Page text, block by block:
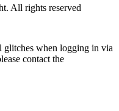
All rights reserved
glitches when logging in via
contact the